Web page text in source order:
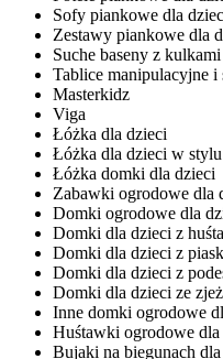
Sofy piankowe dla
Zestawy piankowe dla
Suche baseny z
Tablice manipulacyjne i
Masterkidz
Viga
Łóżka dla dzieci
Łóżka dla dzieci w
Łóżka domki dla dzieci
Zabawki ogrodowe dla
Domki ogrodowe dla
Domki dla dzieci z
Domki dla dzieci z
Domki dla dzieci z
Domki dla dzieci ze
Inne domki ogrodowe
Huśtawki ogrodowe dla
Bujaki na biegunach